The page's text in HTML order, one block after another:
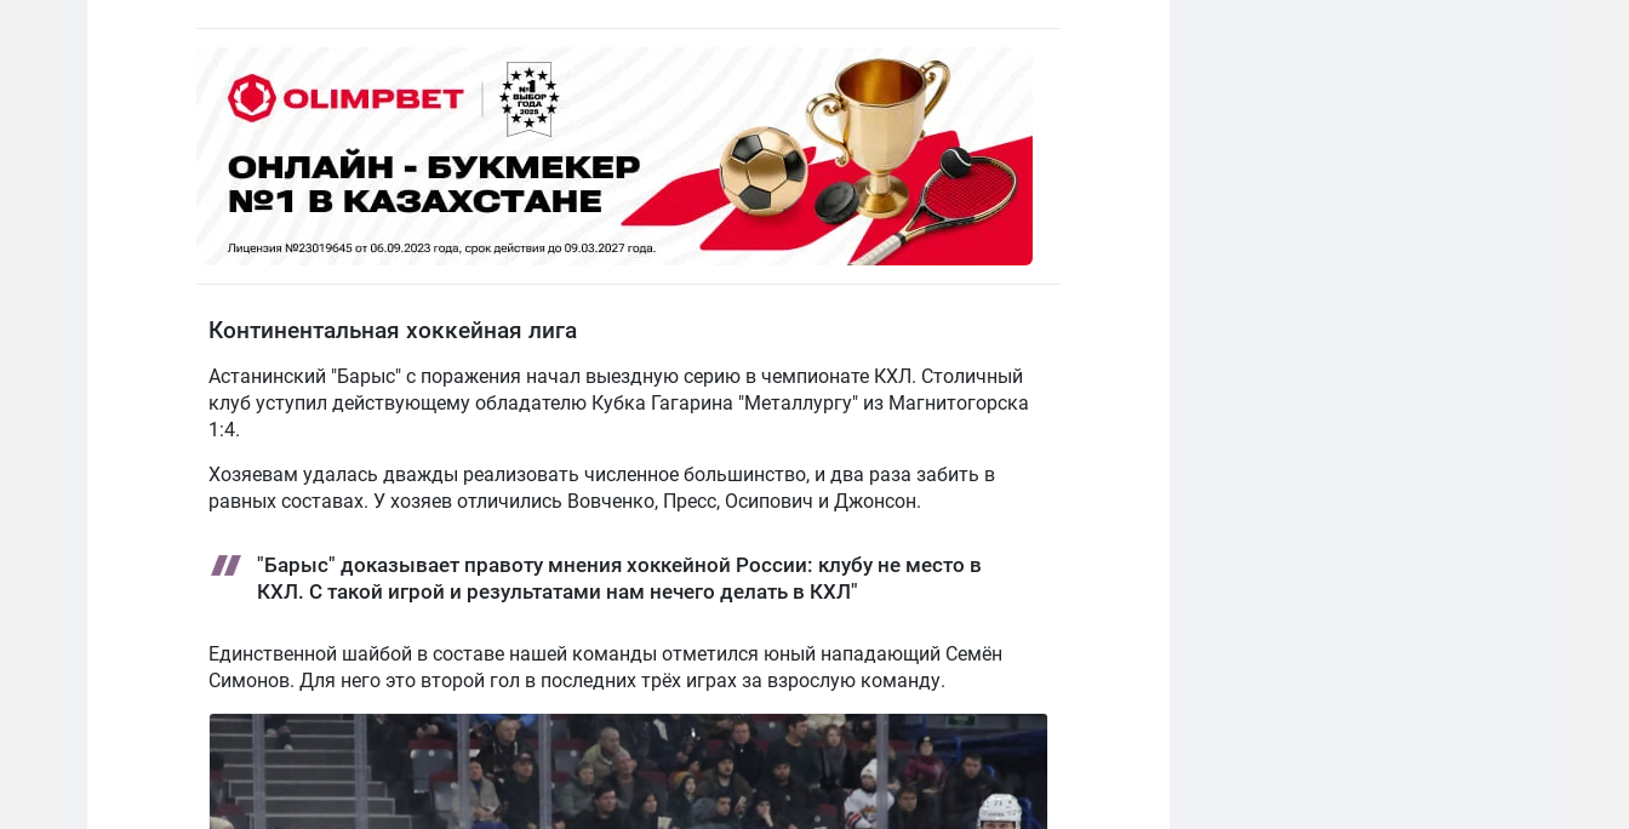
Континентальная хоккейная лига
Астанинский "Барыс" с поражения начал выездную серию в чемпионате КХЛ. Столичный
клуб уступил действующему обладателю Кубка Гагарина "Металлургу" из Магнитогорска
1:4.
Хозяевам удалась дважды реализовать численное большинство, и два раза забить в
равных составах. У хозяев отличились Вовченко, Пресс, Осипович и Джонсон.
"Барыс" доказывает правоту мнения хоккейной России: клубу не место в
КХЛ. С такой игрой и результатами нам нечего делать в КХЛ"
Единственной шайбой в составе нашей команды отметился юный нападающий Семён
Симонов. Для него это второй гол в последних трёх играх за взрослую команду.